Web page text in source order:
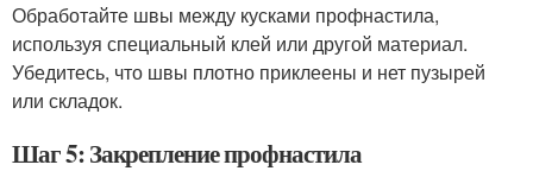
Обработайте швы между кусками профнастила,
используя специальный клей или другой материал.
Убедитесь, что швы плотно приклеены и нет пузырей
или складок.
Шаг 5: Закрепление профнастила